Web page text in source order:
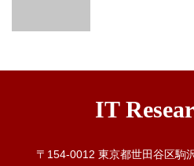
IT
〒154-0012 東京都世田谷区駒